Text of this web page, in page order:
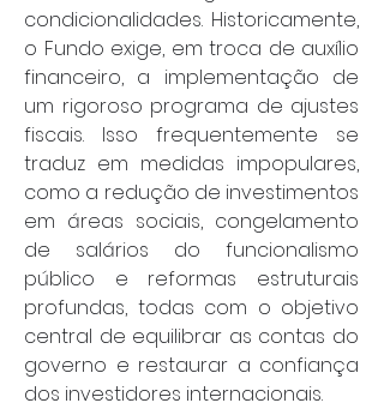
condicionalidades. Historicamente,
o Fundo exige, em troca de auxílio
financeiro, a implementação de
um rigoroso programa de ajustes
fiscais. Isso frequentemente se
traduz em medidas impopulares,
como a redução de investimentos
em áreas sociais, congelamento
de salários do funcionalismo
público e reformas estruturais
profundas, todas com o objetivo
central de equilibrar as contas do
governo e restaurar a confiança
dos investidores internacionais.